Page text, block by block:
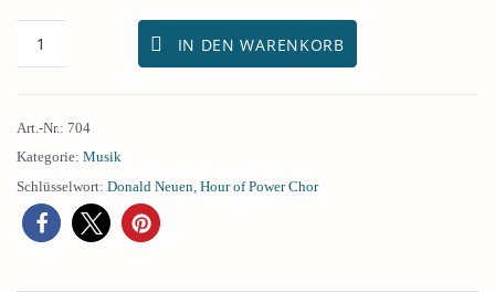
IN DEN WARENKORB
Art.-Nr.: 704
Kategorie: Musik
Schlüsselwort: Donald Neuen Hour of Power Chor